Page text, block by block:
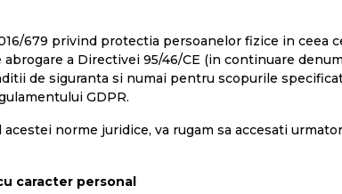
679 privind protectia persoanelor fizice in ceea
a Directivei 95/46/CE (in continuare
de siguranta si numai pentru scopurile
GDPR.
norme juridice, va rugam sa accesati
caracter personal